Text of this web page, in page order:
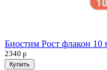
Биостим Рост флакон 10
2340 р